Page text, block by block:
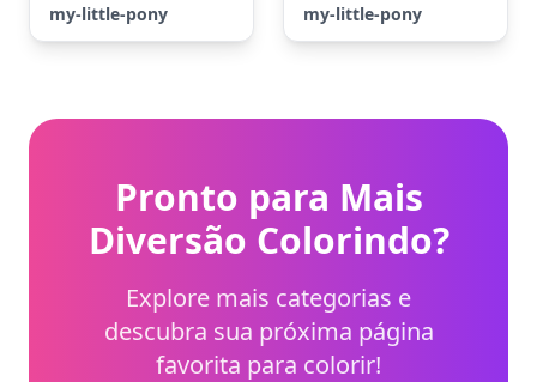
my-little-pony
my-little-pony
Pronto para Mais
Diversão Colorindo?
Explore mais categorias e
descubra sua próxima página
favorita para colorir!